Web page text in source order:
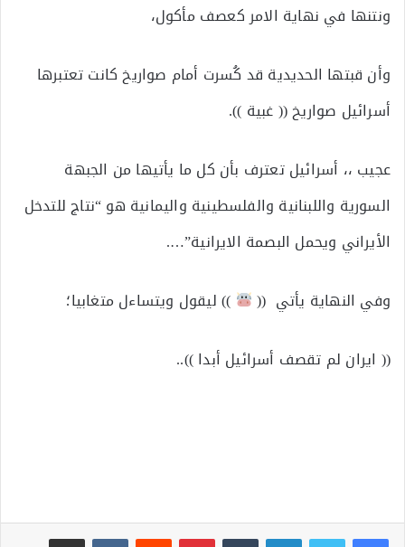
ونتنها في نهاية الامر كعصف مأكول،
وأن قبتها الحديدية قد كُسرت أمام صواريخ كانت تعتبرها
أسرائيل صواريخ (( غبية )).
عجيب ،، أسرائيل تعترف بأن كل ما يأتيها من الجبهة
السورية واللبنانية والفلسطينية واليمانية هو “نتاج للتدخل
الأيراني ويحمل البصمة الايرانية”….
وفي النهاية يأتي (( )) ليقول ويتساءل متغابيا؛
(( ايران لم تقصف أسرائيل أبدا ))..
لينكدإن بينتيريست
مشاركة عبر البريد